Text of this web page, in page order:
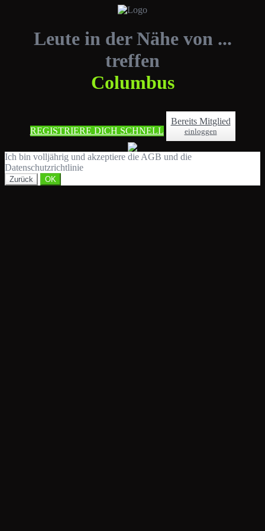
Leute in der Nähe von ...
treffen
Columbus
REGISTRIERE DICH SCHNELL
Bereits Mitglied
einloggen
Ich bin volljährig und akzeptiere die AGB und die
Datenschutzrichtlinie
Zurück OK